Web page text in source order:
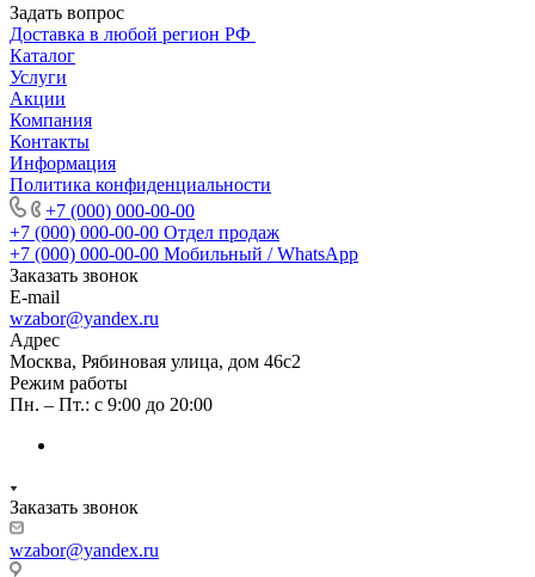
Задать вопрос
Доставка в любой регион РФ
Каталог
Услуги
Акции
Компания
Контакты
Информация
Политика конфиденциальности
+7 (000) 000-00-00
+7 (000) 000-00-00 Отдел продаж
+7 (000) 000-00-00 Мобильный / WhatsApp
Заказать звонок
E-mail
wzabor@yandex.ru
Адрес
Москва, Рябиновая улица, дом 46с2
Режим работы
Пн. – Пт.: с 9:00 до 20:00
Заказать звонок
wzabor@yandex.ru